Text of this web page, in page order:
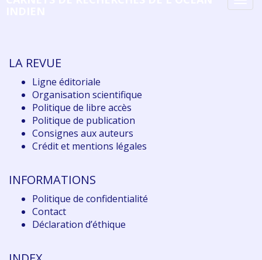
LA REVUE
Ligne éditoriale
Organisation scientifique
Politique de libre accès
Politique de publication
Consignes aux auteurs
Crédit et mentions légales
INFORMATIONS
Politique de confidentialité
Contact
Déclaration d’éthique